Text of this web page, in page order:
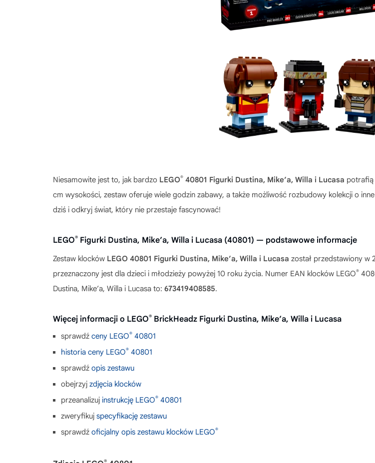
Niesamowite jest to, jak bardzo LEGO® 40801 Figurki Dustina, Mike’a, Willa i Lucasa potrafią
cm wysokości, zestaw oferuje wiele godzin zabawy, a także możliwość rozbudowy kolekcji o
dziś i odkryj świat, który nie przestaje fascynować!
LEGO® Figurki Dustina, Mike’a, Willa i Lucasa (40801) — podstawowe informacje
Zestaw klocków LEGO 40801 Figurki Dustina, Mike’a, Willa i Lucasa został przedstawiony w
przeznaczony jest dla dzieci i młodzieży powyżej 10 roku życia. Numer EAN klocków LEGO®
Dustina, Mike’a, Willa i Lucasa to: 673419408585.
Więcej informacji o LEGO® BrickHeadz Figurki Dustina, Mike’a, Willa i Lucasa
sprawdź ceny LEGO® 40801
historia ceny LEGO® 40801
sprawdź opis zestawu
obejrzyj zdjęcia klocków
przeanalizuj instrukcję LEGO® 40801
zweryfikuj specyfikację zestawu
sprawdź oficjalny opis zestawu klocków LEGO®
®